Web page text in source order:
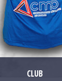
CLUB